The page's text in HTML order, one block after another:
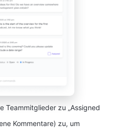
Teammitglieder zu „Assigned
Kommentare) zu, um